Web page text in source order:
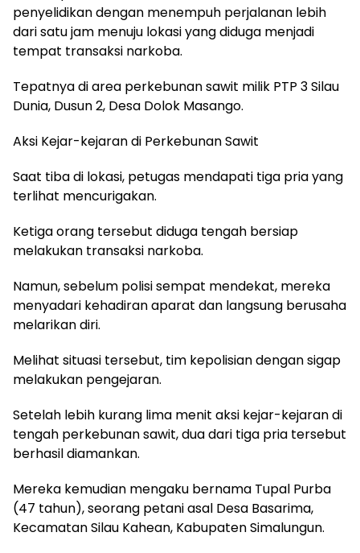
penyelidikan dengan menempuh perjalanan lebih
dari satu jam menuju lokasi yang diduga menjadi
tempat transaksi narkoba.
Tepatnya di area perkebunan sawit milik PTP 3 Silau
Dunia, Dusun 2, Desa Dolok Masango.
Aksi Kejar-kejaran di Perkebunan Sawit
Saat tiba di lokasi, petugas mendapati tiga pria yang
terlihat mencurigakan.
Ketiga orang tersebut diduga tengah bersiap
melakukan transaksi narkoba.
Namun, sebelum polisi sempat mendekat, mereka
menyadari kehadiran aparat dan langsung berusaha
melarikan diri.
Melihat situasi tersebut, tim kepolisian dengan sigap
melakukan pengejaran.
Setelah lebih kurang lima menit aksi kejar-kejaran di
tengah perkebunan sawit, dua dari tiga pria tersebut
berhasil diamankan.
Mereka kemudian mengaku bernama Tupal Purba
(47 tahun), seorang petani asal Desa Basarima,
Kecamatan Silau Kahean, Kabupaten Simalungun.